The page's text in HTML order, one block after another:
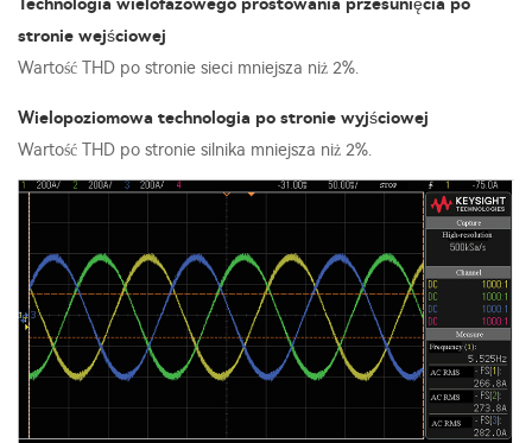
Technologia wielofazowego prostowania przesunięcia po
stronie wejściowej
Wartość THD po stronie sieci mniejsza niż 2%.
Wielopoziomowa technologia po stronie wyjściowej
Wartość THD po stronie silnika mniejsza niż 2%.